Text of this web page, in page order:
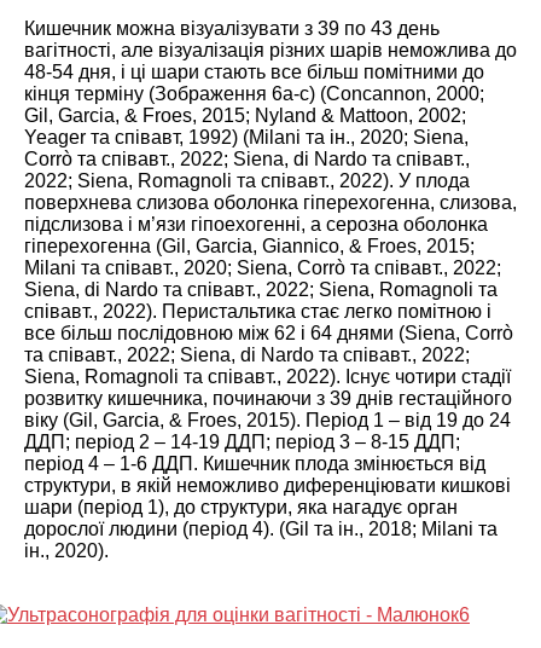
Кишечник можна візуалізувати з 39 по 43 день
вагітності, але візуалізація різних шарів неможлива до
48-54 дня, і ці шари стають все більш помітними до
кінця терміну (Зображення 6a-c) (Concannon, 2000;
Gil, Garcia, & Froes, 2015; Nyland & Mattoon, 2002;
Yeager та співавт, 1992) (Milani та ін., 2020; Siena,
Corrò та співавт., 2022; Siena, di Nardo та співавт.,
2022; Siena, Romagnoli та співавт., 2022). У плода
поверхнева слизова оболонка гіперехогенна, слизова,
підслизова і м’язи гіпоехогенні, а серозна оболонка
гіперехогенна (Gil, Garcia, Giannico, & Froes, 2015;
Milani та співавт., 2020; Siena, Corrò та співавт., 2022;
Siena, di Nardo та співавт., 2022; Siena, Romagnoli та
співавт., 2022). Перистальтика стає легко помітною і
все більш послідовною між 62 і 64 днями (Siena, Corrò
та співавт., 2022; Siena, di Nardo та співавт., 2022;
Siena, Romagnoli та співавт., 2022). Існує чотири стадії
розвитку кишечника, починаючи з 39 днів гестаційного
віку (Gil, Garcia, & Froes, 2015). Період 1 – від 19 до 24
ДДП; період 2 – 14-19 ДДП; період 3 – 8-15 ДДП;
період 4 – 1-6 ДДП. Кишечник плода змінюється від
структури, в якій неможливо диференціювати кишкові
шари (період 1), до структури, яка нагадує орган
дорослої людини (період 4). (Gil та ін., 2018; Milani та
ін., 2020).